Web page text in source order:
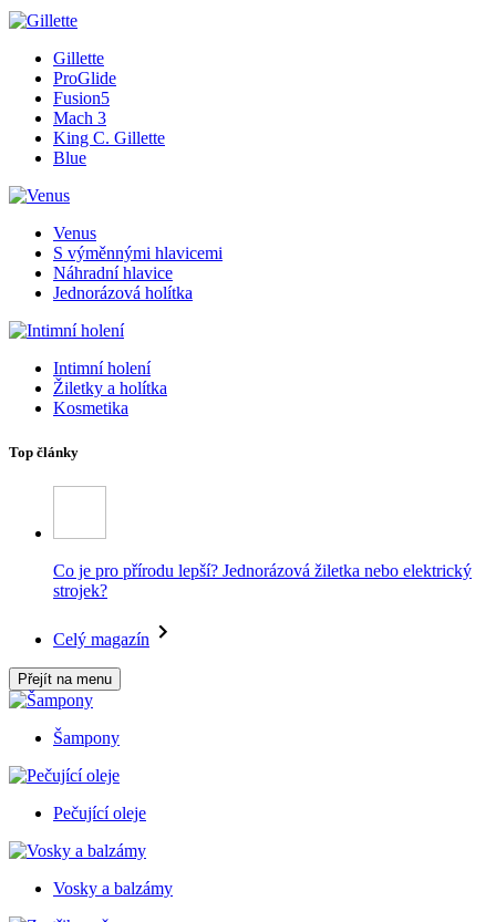
Gillette
ProGlide
Fusion5
Mach 3
King C. Gillette
Blue
Venus
S výměnnými hlavicemi
Náhradní hlavice
Jednorázová holítka
Intimní holení
Žiletky a holítka
Kosmetika
Top články
Co je pro přírodu lepší? Jednorázová žiletka nebo elektrický
strojek?
Celý magazín
Přejít na menu
Šampony
Pečující oleje
Vosky a balzámy